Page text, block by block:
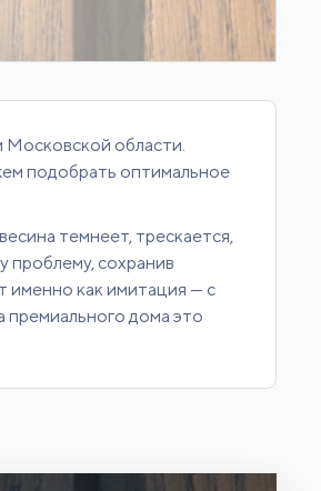
области.
подобрать оптимальное
темнеет, трескается,
проблему, сохранив
именно как имитация — с
премиального дома это